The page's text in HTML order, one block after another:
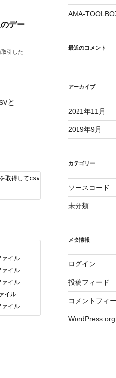
デー
取引した
と
取得してcsvとjavascriptに落とし込む
イル
イル
イル
イル
イル
AMA-
最近のコメント
アーカイブ
2021年11月
2019年9月
カテゴリー
ソースコード
未分類
メタ情報
ログイン
投稿フィード
コメントフィ
WordPress.org